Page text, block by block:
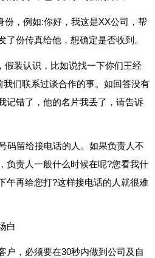
份，例如:你好，我这是XX公司，帮
份传真给他，想确定是否收到。
假装认识，比如说找一下你们王经
我们联系过谈合作的事。如回答没有
记错了，他的名片我丢了，请告诉
码留给接电话的人。如果负责人不
负责人一般什么时候在呢?您看我什
午再给您打?这样接电话的人就很难
白
户，必须要在30秒内做到公司及自